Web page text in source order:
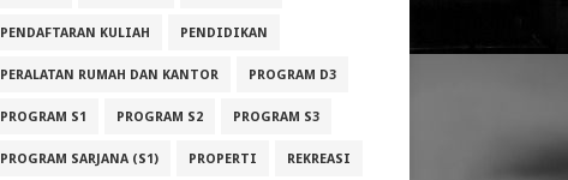
PENDAFTARAN KULIAH PENDIDIKAN
PERALATAN RUMAH DAN KANTOR PROGRAM D3
PROGRAM S1 PROGRAM S2 PROGRAM S3
PROGRAM SARJANA (S1) PROPERTI REKREASI